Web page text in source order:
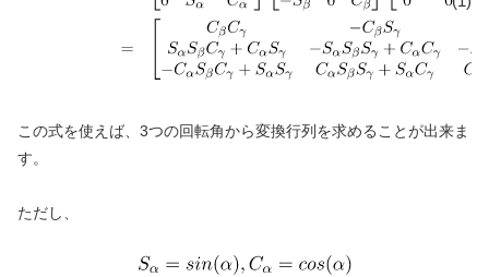
この式を使えば、3つの回転角から変換行列を求めることが出来ま
す。
ただし、